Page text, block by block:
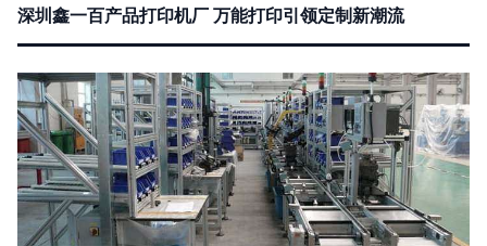
深圳鑫一百产品打印机厂 万能打印引领定制新潮流